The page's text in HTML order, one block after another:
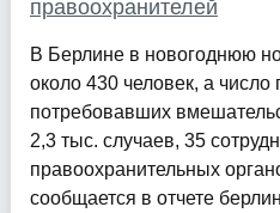
правоохранителей
В Берлине в новогоднюю
около 430 человек, а число
потребовавших
2,3 тыс. случаев, 35
правоохранительных
сообщается в отчете